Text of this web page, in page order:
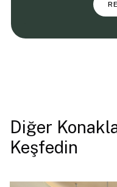
Diğer
Keşfedin